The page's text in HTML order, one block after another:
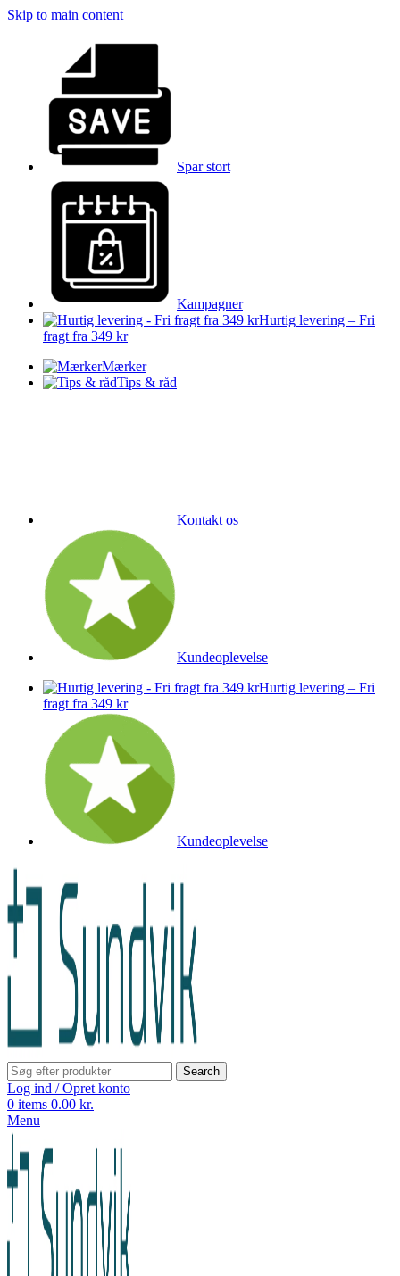
Skip to main content
Spar stort
Kampagner
Hurtig levering – Fri
fragt fra 349 kr
Mærker
Tips & råd
Kontakt os
Kundeoplevelse
Hurtig levering – Fri
fragt fra 349 kr
Kundeoplevelse
Search
Log ind / Opret konto
0 items 0.00 kr.
Menu